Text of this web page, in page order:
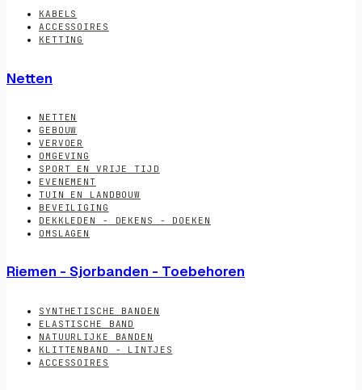
KABELS
ACCESSOIRES
KETTING
Netten
NETTEN
GEBOUW
VERVOER
OMGEVING
SPORT EN VRIJE TIJD
EVENEMENT
TUIN EN LANDBOUW
BEVEILIGING
DEKKLEDEN - DEKENS - DOEKEN
OMSLAGEN
Riemen - Sjorbanden - Toebehoren
SYNTHETISCHE BANDEN
ELASTISCHE BAND
NATUURLIJKE BANDEN
KLITTENBAND - LINTJES
ACCESSOIRES